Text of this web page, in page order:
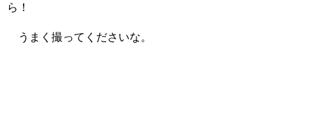
ら！
うまく撮ってくださいな。